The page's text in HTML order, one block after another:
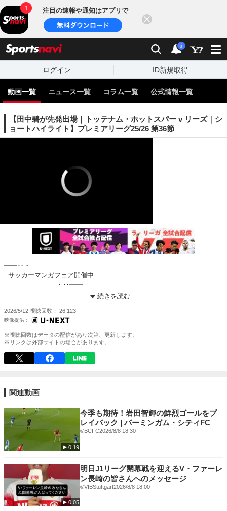
注目の速報や通知はアプリで
検索 通知
i
ログイン ID新規取得
動画一覧 ニュース一覧 コラム一覧 公式情報一覧
【田中碧が先発出場｜トッテナム・ホットスパー v リーズ｜シ
ョートハイライト】プレミアリーグ25/26 第36節
━━‥・
サッカーマンガフェア開催中
⠀⠀⠀⠀⠀⠀⠀⠀⠀・‥━━
https://video.unext.jp/book/browse/feature/BFP0000020?
cid=D32256&rid=&adid=XXX&utm_source=twitter&utm_medium=social&u
tm_campaign=tweet_title_book
観るのも読むのも、U-NEXTで🔥
-----------
provided by: IMAGO
---------
U-NEXT 📣『サッカーパック』販売中🎉
最高峰の戦いを見逃すな⚽️
🟪プレミアリーグ【独占配信】
🟧エールディヴィジ
💛ウィメンズ・スーパー・リーグ（英・女子１部）
🏆各国カップ戦を独占配信🏆
🟥FAカップ
続きを読む
2026/5/12 視聴回数 26,123
※視聴回数はデータの配信があり次第、更新します。
※リンクは外部サイトの場合があります。
関連動画
0:19
今季も期待！岩田智輝の鮮烈ゴールをプ
レイバック | バーミンガム・シティFC
©BCFC2026/8/8 18:30
0:05
明日J1リーグ開幕戦を迎えるV・ファーレ
ン長崎の皆さんへのメッセージ
©VfBStuttgart2026/8/8 18:00